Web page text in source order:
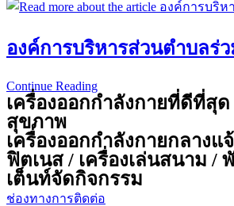
บริหาร
ตำบล
นา
เติง
องค์การบริหารส่วนตำบลร่
Continue Readingองค์การ
บริหาร
ส่วน
ตำบล
ร่วม
จิต
เครื่องออกกำลังกายที่ดีที่สุ
สุขภาพ
เครื่องออกกำลังกายกลางแ
ฟิตเนส / เครื่องเล่นสนาม /
เต็นท์จัดกิจกรรม
ช่องทางการติดต่อ